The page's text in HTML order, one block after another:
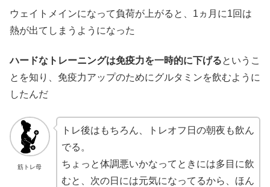
ウェイトメインになって負荷が上がると、1ヵ月に1回は
熱が出てしまうようになった
ハードなトレーニングは免疫力を一時的に下げるというこ
とを知り、免疫力アップのためにグルタミンを飲むように
したんだ
筋トレ母
トレ後はもちろん、トレオフ日の朝夜も飲ん
でる。
ちょっと体調悪いかなってときには多目に飲
むと、次の日には元気になってるから、ほん